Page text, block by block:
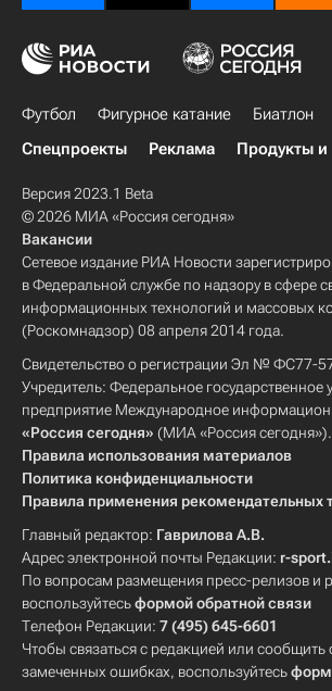
Футбол Фигурное катание Биатлон
Спецпроекты
Реклама Продукты и
Версия 2023.1 Beta
© 2026 МИА «Россия сегодня»
Вакансии
Сетевое издание РИА Новости
в Федеральной службе по надзору в сфере
информационных технологий и массовых
(Роскомнадзор) 08 апреля 2014 года.
Свидетельство о регистрации Эл № ФС77-
Учредитель: Федеральное государственное
предприятие Международное
«Россия сегодня» (МИА «Россия сегодня»).
Правила использования материалов
Политика конфиденциальности
Правила применения рекомендательных
Главный редактор: Гаврилова А.В.
Адрес электронной почты Редакции: r-
По вопросам размещения пресс-релизов и
воспользуйтесьформой обратной связи
Телефон Редакции: 7 (495) 645-6601
Чтобы связаться с редакцией или сообщить
замеченных ошибках, воспользуйтесь